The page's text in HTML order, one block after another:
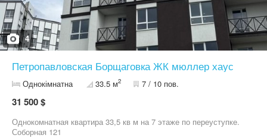
4
Петропавловская Борщаговка ЖК мюллер хаус
Однокімнатна 33.5 м2 7 / 10 пов.
31 500 $
Однокомнатная квартира 33,5 кв м на 7 этаже по переуступке.
Соборная 121